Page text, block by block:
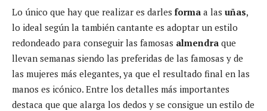
Lo único que hay que realizar es darles forma a las uñas,
lo ideal según la también cantante es adoptar un estilo
redondeado para conseguir las famosas almendra que
llevan semanas siendo las preferidas de las famosas y de
las mujeres más elegantes, ya que el resultado final en las
manos es icónico. Entre los detalles más importantes
destaca que que alarga los dedos y se consigue un estilo de